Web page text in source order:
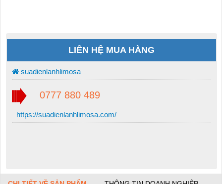
LIÊN HỆ MUA HÀNG
suadienlanhlimosa
0777 880 489
https://suadienlanhlimosa.com/